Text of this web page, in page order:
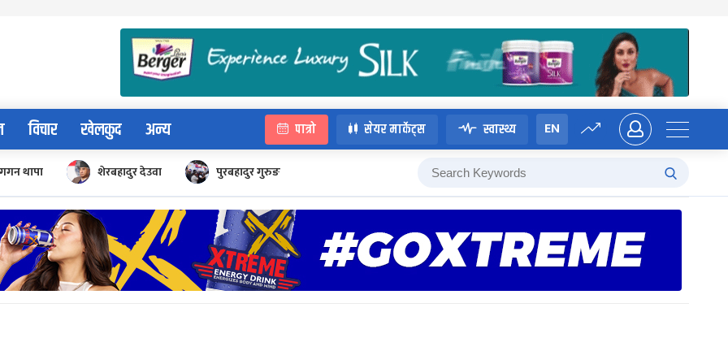
विचार खेलकुद अन्य पात्रो सेयर मार्केट्स स्वास्थ्य EN
गगन थापा शेरबहादुर देउवा पुरबहादुर गुरुङ